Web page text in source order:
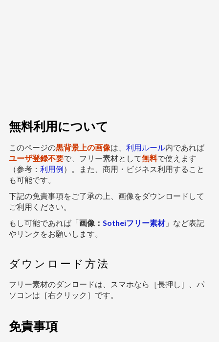
無料利用について
このページの黒背景上の画像は、 利用ルール内であれば
ユーザ登録不要で、フリー素材として無料で使えます
（参考： 利用例）。また、商用・ビジネス利用すること
も可能です。
下記の免責事項をご了承の上、画像をダウンロードして
ご利用ください。
もし可能であれば「画像： Sotheiフリー素材」など表記
やリンクをお願いします。
ダウンロード方法
フリー素材のダンロードは、スマホなら［長押し］、パ
ソコンは［右クリック］です。
免責事項